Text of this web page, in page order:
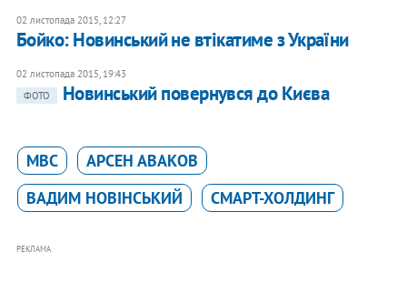
02 листопада 2015, 12:27
Бойко: Новинський не втікатиме з України
02 листопада 2015, 19:43
ФОТО
Новинський повернувся до Києва
МВС
АРСЕН АВАКОВ
ВАДИМ НОВІНСЬКИЙ
СМАРТ-ХОЛДИНГ
РЕКЛАМА